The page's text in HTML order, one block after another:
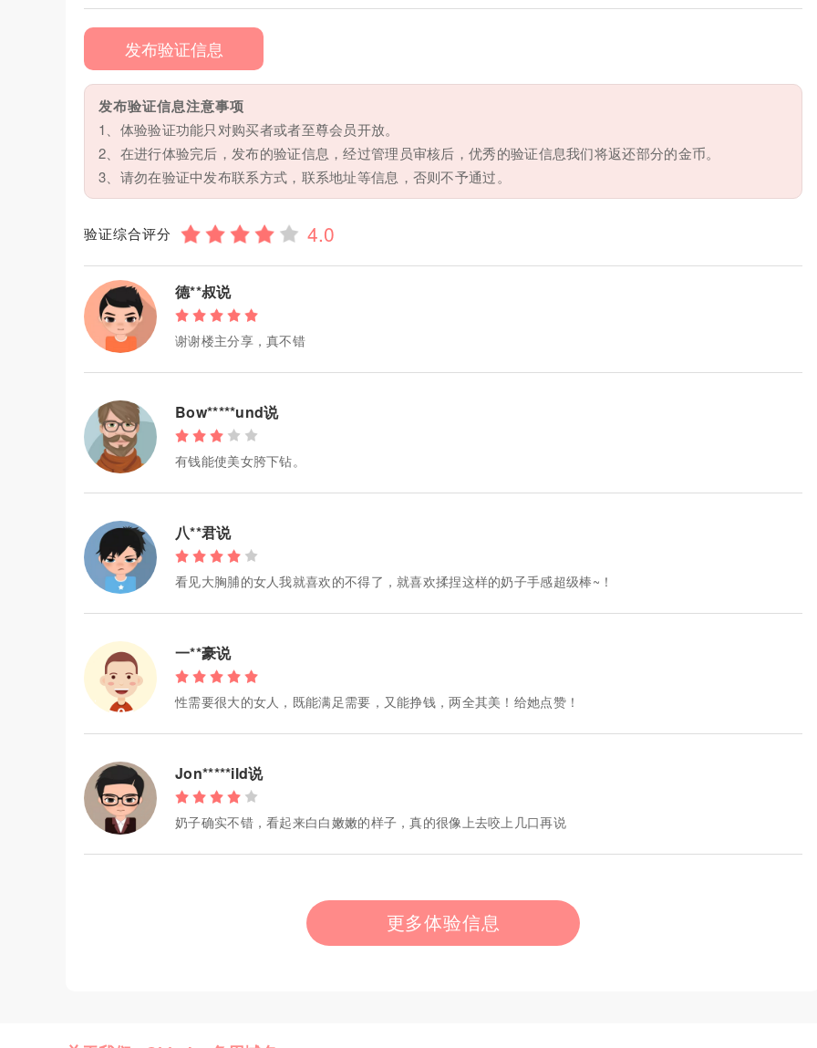
发布验证信息
发布验证信息注意事项
1、体验验证功能只对购买者或者至尊会员开放。
2、在进行体验完后，发布的验证信息，经过管理员审核后，优秀的验证信息我们将返还部分的金币。
3、请勿在验证中发布联系方式，联系地址等信息，否则不予通过。
验证综合评分
德**叔说
谢谢楼主分享，真不错
Bow*****und说
有钱能使美女胯下钻。
八**君说
看见大胸脯的女人我就喜欢的不得了，就喜欢揉捏这样的奶子手感超级棒~！
一**豪说
性需要很大的女人，既能满足需要，又能挣钱，两全其美！给她点赞！
Jon*****ild说
奶子确实不错，看起来白白嫩嫩的样子，真的很像上去咬上几口再说
更多体验信息